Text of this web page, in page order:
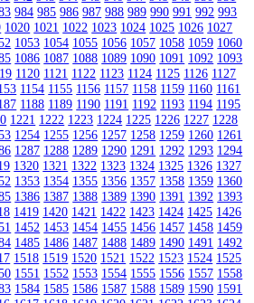
984 985 986 987 988 989 990 991 992 993
1020 1021 1022 1023 1024 1025 1026 1027
1053 1054 1055 1056 1057 1058 1059 1060
1086 1087 1088 1089 1090 1091 1092 1093
1120 1121 1122 1123 1124 1125 1126 1127
1154 1155 1156 1157 1158 1159 1160 1161
1188 1189 1190 1191 1192 1193 1194 1195
1221 1222 1223 1224 1225 1226 1227 1228
1254 1255 1256 1257 1258 1259 1260 1261
1287 1288 1289 1290 1291 1292 1293 1294
1320 1321 1322 1323 1324 1325 1326 1327
1353 1354 1355 1356 1357 1358 1359 1360
1386 1387 1388 1389 1390 1391 1392 1393
1419 1420 1421 1422 1423 1424 1425 1426
1452 1453 1454 1455 1456 1457 1458 1459
1485 1486 1487 1488 1489 1490 1491 1492
1518 1519 1520 1521 1522 1523 1524 1525
1551 1552 1553 1554 1555 1556 1557 1558
1584 1585 1586 1587 1588 1589 1590 1591